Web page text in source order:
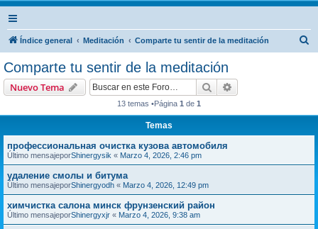
Índice general Meditación Comparte tu sentir de la meditación
Comparte tu sentir de la meditación
Nuevo Tema Buscar
13 temas •Página 1 de 1
Temas
профессиональная очистка кузова автомобиля
Último mensajeporShinergysik « Marzo 4, 2026, 2:46 pm
удаление смолы и битума
Último mensajeporShinergyodh « Marzo 4, 2026, 12:49 pm
химчистка салона минск фрунзенский район
Último mensajeporShinergyxjr « Marzo 4, 2026, 9:38 am